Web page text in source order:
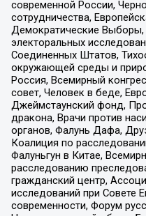
современной России,
сотрудничества,
Демократические
электоральных
Соединенных Штатов,
окружающей среды и
Россия, Всемирный
совет, Человек в беде,
Джеймстаунский фонд,
дракона, Врачи против
органов, Фалунь Дафа,
Коалиция по
Фалуньгун в Китае,
расследованию
гражданский центр,
исследований при Совете
современности, Форум